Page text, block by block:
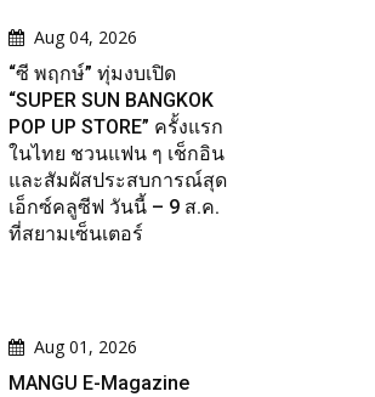
Aug 04, 2026
“ซี พฤกษ์” ทุ่มงบเปิด
“SUPER SUN BANGKOK
POP UP STORE” ครั้งแรก
ในไทย ชวนแฟน ๆ เช็กอิน
และสัมผัสประสบการณ์สุด
เอ็กซ์คลูซีฟ วันนี้ – 9 ส.ค.
ที่สยามเซ็นเตอร์
Aug 01, 2026
MANGU E-Magazine